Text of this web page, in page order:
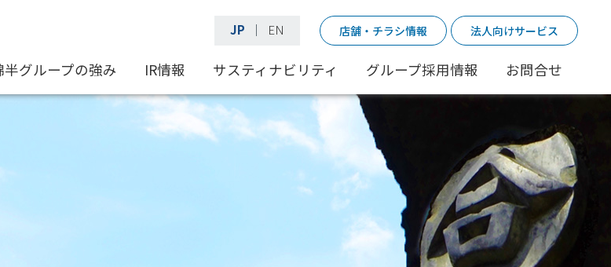
店舗・チラシ情報 法人向けサービス
JP ｜ EN
半グループの強み IR情報 サスティナビリティ グループ採用情報 お問合せ